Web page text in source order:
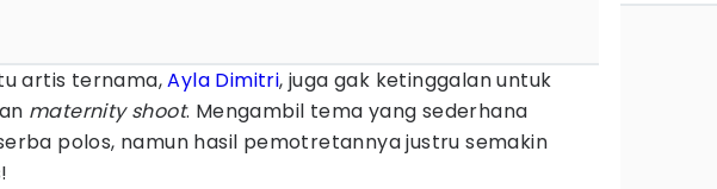
artis ternama,Ayla Dimitri, juga gak ketinggalan untuk
maternity shoot. Mengambil tema yang sederhana
polos, namun hasil pemotretannya justru semakin